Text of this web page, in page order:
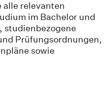
alle relevanten
im Bachelor und
studienbezogene
Prüfungsordnungen,
sowie